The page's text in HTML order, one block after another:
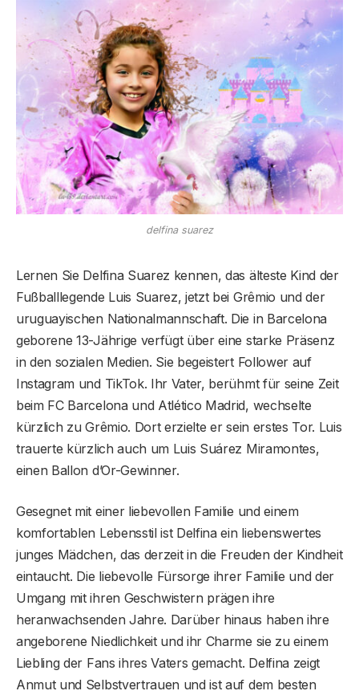
delfina suarez
Lernen Sie Delfina Suarez kennen, das älteste Kind der
Fußballlegende Luis Suarez, jetzt bei Grêmio und der
uruguayischen Nationalmannschaft. Die in Barcelona
geborene 13-Jährige verfügt über eine starke Präsenz
in den sozialen Medien. Sie begeistert Follower auf
Instagram und TikTok. Ihr Vater, berühmt für seine Zeit
beim FC Barcelona und Atlético Madrid, wechselte
kürzlich zu Grêmio. Dort erzielte er sein erstes Tor. Luis
trauerte kürzlich auch um Luis Suárez Miramontes,
einen Ballon d’Or-Gewinner.
Gesegnet mit einer liebevollen Familie und einem
komfortablen Lebensstil ist Delfina ein liebenswertes
junges Mädchen, das derzeit in die Freuden der Kindheit
eintaucht. Die liebevolle Fürsorge ihrer Familie und der
Umgang mit ihren Geschwistern prägen ihre
heranwachsenden Jahre. Darüber hinaus haben ihre
angeborene Niedlichkeit und ihr Charme sie zu einem
Liebling der Fans ihres Vaters gemacht. Delfina zeigt
Anmut und Selbstvertrauen und ist auf dem besten